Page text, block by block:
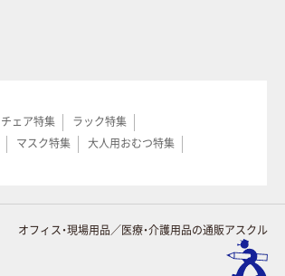
チェア特集
ラック特集
マスク特集
大人用おむつ特集
オフィス・現場用品／医療・介護用品の通販アスクル